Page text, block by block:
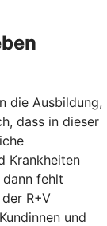
die Ausbildung,
dass in dieser
Krankheiten
fehlt
R+V
und